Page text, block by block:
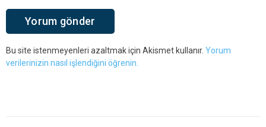
Bu site istenmeyenleri azaltmak için Akismet kullanır. Yorum
verilerinizin nasıl işlendiğini öğrenin.